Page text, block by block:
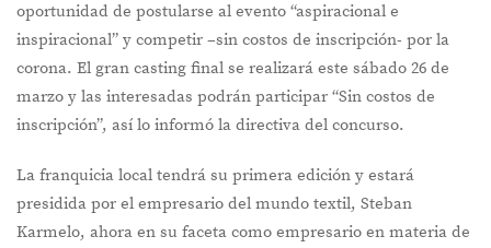
oportunidad de postularse al evento “aspiracional e
inspiracional” y competir –sin costos de inscripción- por la
corona. El gran casting final se realizará este sábado 26 de
marzo y las interesadas podrán participar “Sin costos de
inscripción”, así lo informó la directiva del concurso.
La franquicia local tendrá su primera edición y estará
presidida por el empresario del mundo textil, Steban
Karmelo, ahora en su faceta como empresario en materia de